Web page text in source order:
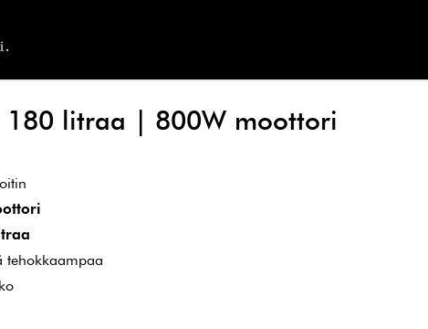
180 litraa | 800W moottori
tehokkaampaa